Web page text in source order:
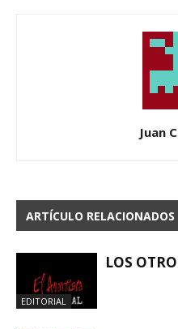
Juan
ARTÍCULO RELACIONADOS
EDITORIAL
LOS